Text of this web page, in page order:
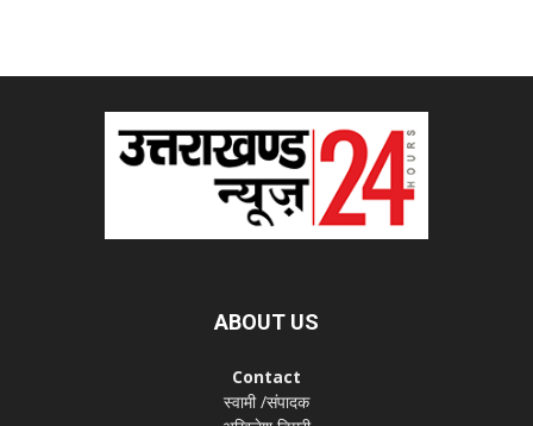
ABOUT US
Contact
स्वामी /संपादक